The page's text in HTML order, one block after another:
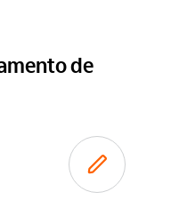
de
editar_outline